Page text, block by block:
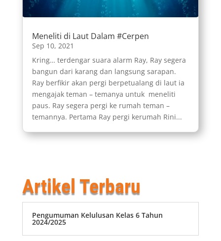
Meneliti di Laut Dalam #Cerpen
Sep 10, 2021
Kring… terdengar suara alarm Ray, Ray segera
bangun dari karang dan langsung sarapan.
Ray berfikir akan pergi berpetualang di laut ia
mengajak teman – temanya untuk meneliti
paus. Ray segera pergi ke rumah teman –
temannya. Pertama Ray pergi kerumah Rini...
Artikel Terbaru
Pengumuman Kelulusan Kelas 6 Tahun
2024/2025